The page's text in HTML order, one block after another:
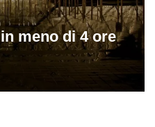
meno di 4 ore